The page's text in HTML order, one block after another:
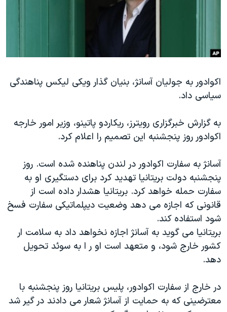
اسرائیل در جنگ
گالری عکس
آرشیو پخش زنده
انتخابات ریاست جمهوری آمریکا ۲۰۲۴
حمله جمهوری اسلامی به اسرائیل
ورزش زنان در ایران
اعتراضات زن، زندگی، آزادی
مجموعه مستندهای دادخواهی
تریبونال مردمی آبان ۹۸
چهل سال گروگان‌گیری
قانون شفافیت دارائی کادر رهبری ایران
اعتراضات مردمی آبان ۹۸
اسرائیل در جنگ
نرگس محمدی برنده جایزه نوبل صلح
همایش محافظه‌کاران آمریکا «سی‌پک»
صفحه‌های ویژه
سفر پرزیدنت ترامپ به چین
زبانهای مختلف
اکوادور به جولیان آسانژ، بنیان گذار ویکی لیکس پناهندگی
سیاسی داد.
به گزارش خبرگزاری رویترز، ریکاردو پاتینو، وزیر امور خارجه
اکوادور روز پنجشنبه این تصمیم را اعلام کرد.
آسانژ به سفارت اکوادور در لندن پناهنده شده است. روز
پنجشنبه دولت بریتانیا تهدید کرد برای دستگیری او به
سفارت حمله خواهد کرد. بریتانیا هشدار داده است از
قانونی که اجازه می دهد وضعیت دیپلماتیکی سفارت فسخ
شود استفاده کند.
بریتانیا می گوید به آسانژ اجازه نخواهد داد به سلامت ار
کشور خارج شود، و متعهد است او ر ا به سوئد تحویل
دهد.
در خارج از سفارت اکوادور، پلیس بریتانیا روز پنجشنبه با
معترضینی که به حمایت از آسانژ شعار می دادند در گیر شد